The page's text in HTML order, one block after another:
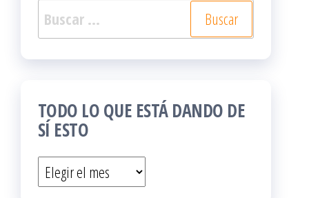
Buscar:
TODO LO QUE ESTÁ DANDO DE
SÍ ESTO
Todo